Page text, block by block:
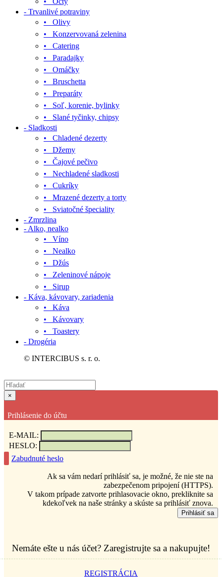
- Trvanlivé potraviny
• Olivy
• Konzervovaná zelenina
• Catering
• Paradajky
• Omáčky
• Bruschetta
• Preparáty
• Soľ, korenie, bylinky
• Slané tyčinky, chipsy
- Sladkosti
• Chladené dezerty
• Džemy
• Čajové pečivo
• Nechladené sladkosti
• Cukríky
• Mrazené dezerty a torty
• Sviatočné špeciality
- Zmrzlina
- Alko, nealko
• Víno
• Nealko
• Džús
• Zeleninové nápoje
• Sirup
- Káva, kávovary, zariadenia
• Káva
• Kávovary
• Toastery
- Drogéria
© INTERCIBUS s. r. o.
×
Prihlásenie do účtu
E-MAIL:
HESLO:
Zabudnuté heslo
Ak sa vám nedarí prihlásiť sa, je možné, že nie ste na
zabezpečenom pripojení (HTTPS).
V takom prípade zatvorte prihlasovacie okno, prekliknite sa
kdekoľvek na naše stránky a skúste sa prihlásiť znova.
Prihlásiť sa
Nemáte ešte u nás účet? Zaregistrujte sa a nakupujte!
REGISTRÁCIA